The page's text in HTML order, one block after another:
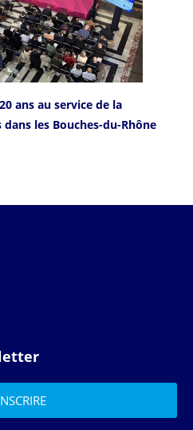
ans au service de la
les Bouches-du-Rhône